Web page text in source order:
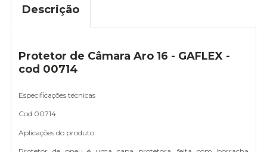
Descrição
Protetor de Câmara Aro 16 - GAFLEX -
cod 00714
Especificações técnicas
Cod 00714
Aplicações do produto